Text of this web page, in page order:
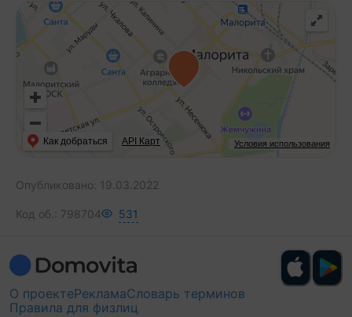
Условия использования
Как добраться API Карт
Опубликовано: 19.03.2022
Код об.: 798704 531
О проектеРекламаСловарь терминов
Правила для физлиц